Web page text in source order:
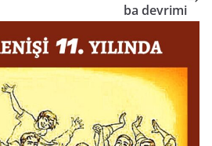
ba devrimi